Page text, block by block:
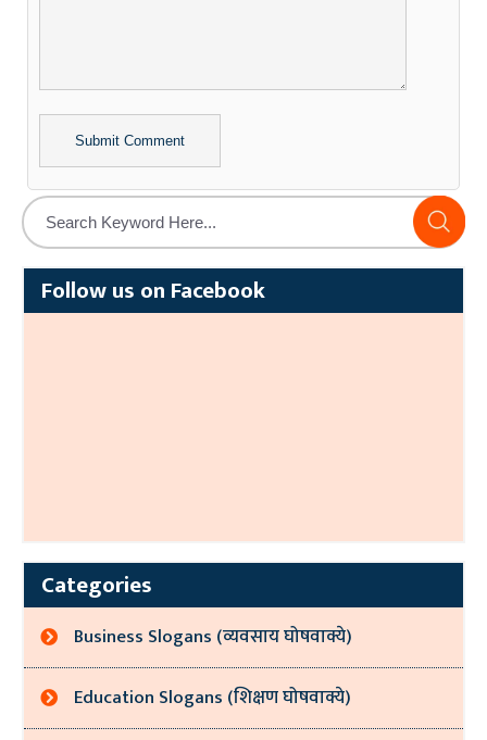
Alternative:
Follow us on Facebook
Categories
Business Slogans (व्यवसाय घोषवाक्ये)
Education Slogans (शिक्षण घोषवाक्ये)